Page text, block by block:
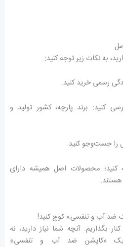
به نکات زیر توجه کنید:
رسمی خرید کنید.
کنید: برند پارچه، کشور تولید و
را جست‌وجو کنید.
کنید؛ محصولات اصل همیشه دارای
ضد آب و تنفسی» کوچ کنید!
بگذاریم. آنچه شما نیاز دارید، نه
یک «کاپشن ضد آب و تنفسی»